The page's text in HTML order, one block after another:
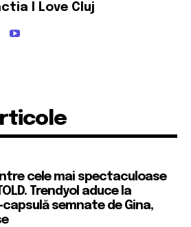
I Love Cluj
cele mai spectaculoase
Trendyol aduce la
semnate de Gina,